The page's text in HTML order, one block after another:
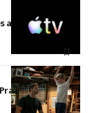
a los premios